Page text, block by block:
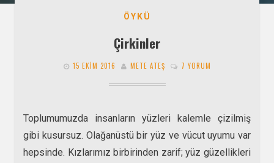
ÖYKÜ
Çirkinler
15 EKIM 2016 METE ATEŞ 7 YORUM
Toplumumuzda insanların yüzleri kalemle çizilmiş
gibi kusursuz. Olağanüstü bir yüz ve vücut uyumu var
hepsinde. Kızlarımız birbirinden zarif; yüz güzellikleri